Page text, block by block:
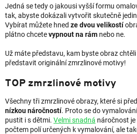
Jedná se tedy o jakousi vyšší formu
tak, abyste dokázali vytvořit skutečně
Vybírat můžete hned ze dvou velikostí
plátno chcetevypnout na rám nebo ne.
Už máte představu, kam byste obraz
představit originální zmrzlinové motivy!
TOP zmrzlinové motivy
Všechny tři zmrzlinové obrazy, které si
nízkou náročností. Proto se do
pustit i s dětmi. Velmi snadná náročnost
počtem polí určených k vymalování, ale